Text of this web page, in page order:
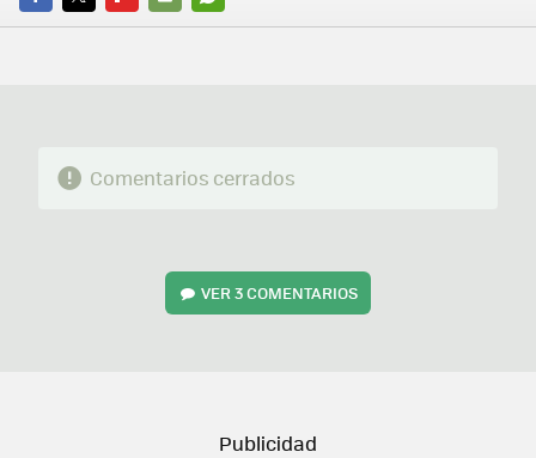
FACEBOOK
TWITTERFLIPBOARD
E-
WHATSAPP
Comentarios cerrados
VER3 COMENTARIOS